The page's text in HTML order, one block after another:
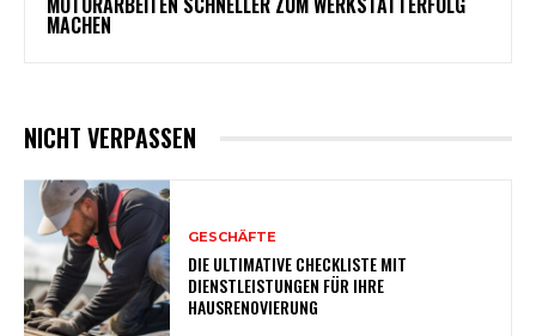
MACHEN
NICHT VERPASSEN
GESCHÄFTE
DIE ULTIMATIVE CHECKLISTE MIT
DIENSTLEISTUNGEN FÜR IHRE
HAUSRENOVIERUNG